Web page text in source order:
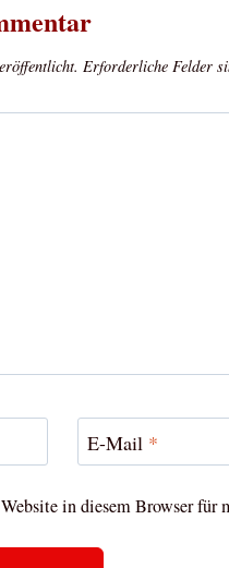
Erforderliche Felder
E-Mail *
in diesem Browser für